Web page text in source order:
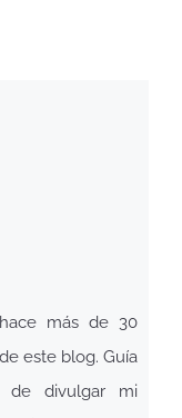
más de 30
este blog. Guía
de divulgar mi